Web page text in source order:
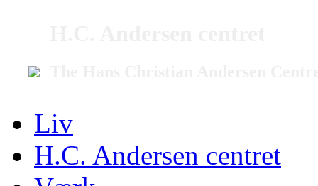
Liv
H.C. Andersen centret